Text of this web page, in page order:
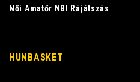
Női Amatőr NBI Rájátszás
HUNBASKET